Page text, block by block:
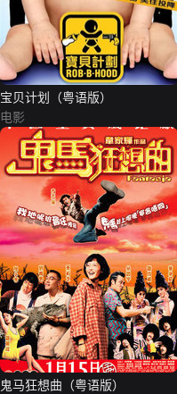
宝贝计划（粤语版）
电影
鬼马狂想曲（粤语版）